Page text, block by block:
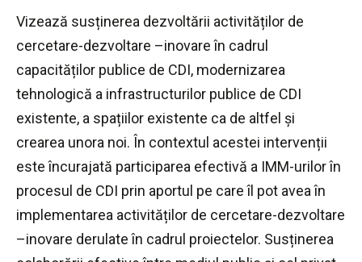
Vizează susținerea dezvoltării activităților de
cercetare-dezvoltare –inovare în cadrul
capacităților publice de CDI, modernizarea
tehnologică a infrastructurilor publice de CDI
existente, a spațiilor existente ca de altfel și
crearea unora noi. În contextul acestei intervenții
este încurajată participarea efectivă a IMM-urilor în
procesul de CDI prin aportul pe care îl pot avea în
implementarea activităților de cercetare-dezvoltare
–inovare derulate în cadrul proiectelor. Susținerea